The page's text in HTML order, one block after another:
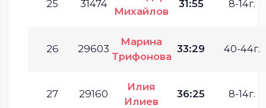
25 31474
Михайлов
31:55 8-14г.
26 29603
Марина
Трифонова
33:29 40-44г.
27 29160
Илия
Илиев
36:25 8-14г.